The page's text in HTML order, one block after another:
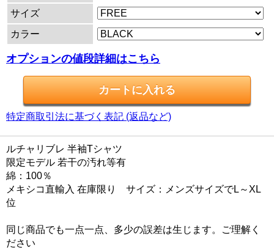
サイズ
カラー
オプションの値段詳細はこちら
特定商取引法に基づく表記 (返品など)
ルチャリブレ 半袖Tシャツ
限定モデル 若干の汚れ等有
綿：100％
メキシコ直輸入 在庫限り サイズ：メンズサイズでL～XL
位
同じ商品でも一点一点、多少の誤差は生じます。ご理解く
ださい